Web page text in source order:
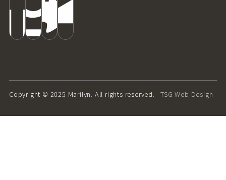
Copyright © 2025 Marilyn. All rights reserved.TSG Web Design